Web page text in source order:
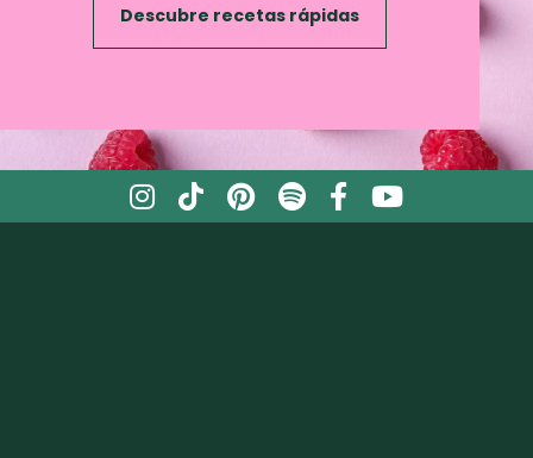
Descubre recetas rápidas